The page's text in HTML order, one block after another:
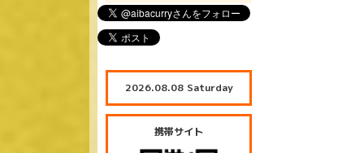
2026.08.08 Saturday
携帯サイト